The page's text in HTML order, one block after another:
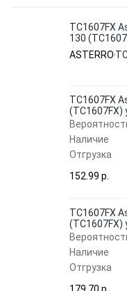
TC1607FX
130
ASTERRO
TC1607FX
(TC1607FX)
Наличие
Отгрузка
152.99 p.
TC1607FX
(TC1607FX)
Наличие
Отгрузка